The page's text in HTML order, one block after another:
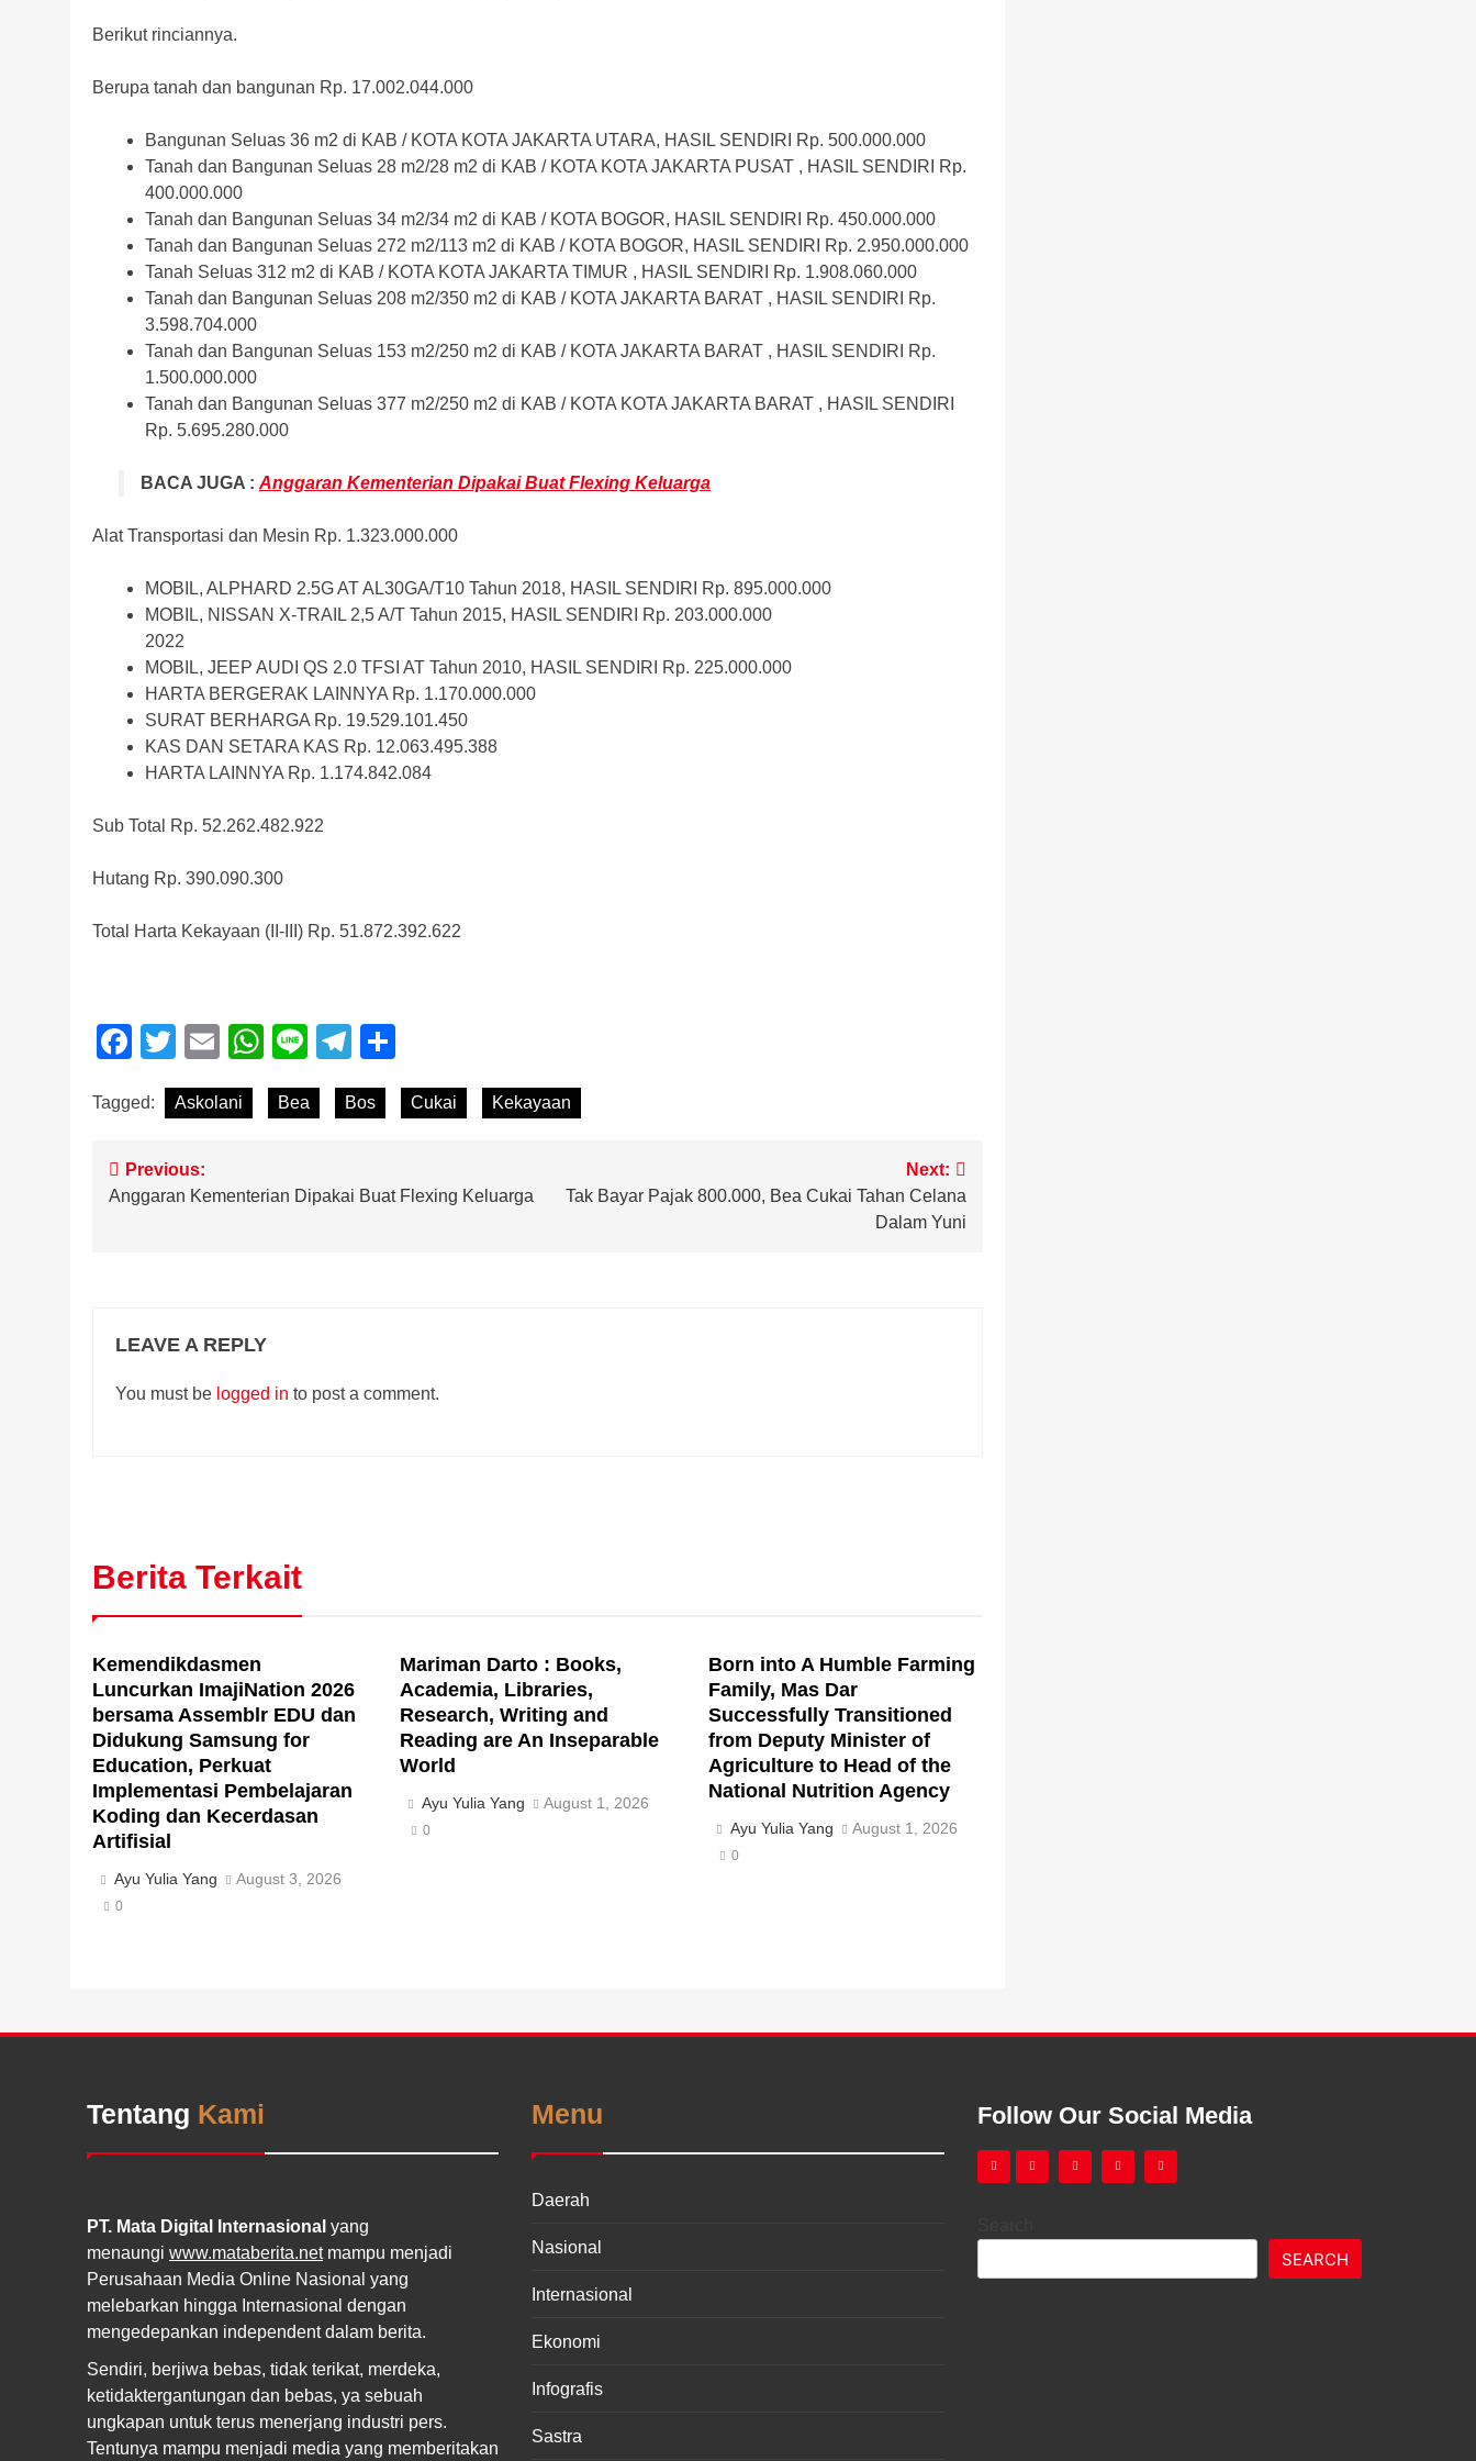
Berikut rinciannya.
Berupa tanah dan bangunan Rp. 17.002.044.000
Bangunan Seluas 36 m2 di KAB / KOTA KOTA JAKARTA UTARA, HASIL SENDIRI Rp. 500.000.000
Tanah dan Bangunan Seluas 28 m2/28 m2 di KAB / KOTA KOTA JAKARTA PUSAT , HASIL SENDIRI Rp.
400.000.000
Tanah dan Bangunan Seluas 34 m2/34 m2 di KAB / KOTA BOGOR, HASIL SENDIRI Rp. 450.000.000
Tanah dan Bangunan Seluas 272 m2/113 m2 di KAB / KOTA BOGOR, HASIL SENDIRI Rp. 2.950.000.000
Tanah Seluas 312 m2 di KAB / KOTA KOTA JAKARTA TIMUR , HASIL SENDIRI Rp. 1.908.060.000
Tanah dan Bangunan Seluas 208 m2/350 m2 di KAB / KOTA JAKARTA BARAT , HASIL SENDIRI Rp.
3.598.704.000
Tanah dan Bangunan Seluas 153 m2/250 m2 di KAB / KOTA JAKARTA BARAT , HASIL SENDIRI Rp.
1.500.000.000
Tanah dan Bangunan Seluas 377 m2/250 m2 di KAB / KOTA KOTA JAKARTA BARAT , HASIL SENDIRI
Rp. 5.695.280.000
BACA JUGA : Anggaran Kementerian Dipakai Buat Flexing Keluarga
Alat Transportasi dan Mesin Rp. 1.323.000.000
MOBIL, ALPHARD 2.5G AT AL30GA/T10 Tahun 2018, HASIL SENDIRI Rp. 895.000.000
MOBIL, NISSAN X-TRAIL 2,5 A/T Tahun 2015, HASIL SENDIRI Rp. 203.000.000
2022
MOBIL, JEEP AUDI QS 2.0 TFSI AT Tahun 2010, HASIL SENDIRI Rp. 225.000.000
HARTA BERGERAK LAINNYA Rp. 1.170.000.000
SURAT BERHARGA Rp. 19.529.101.450
KAS DAN SETARA KAS Rp. 12.063.495.388
HARTA LAINNYA Rp. 1.174.842.084
Sub Total Rp. 52.262.482.922
Hutang Rp. 390.090.300
Total Harta Kekayaan (II-III) Rp. 51.872.392.622
Facebook
Twitter
EmailWhatsApp
LineTelegram
Tagged: Askolani Bea Bos Cukai Kekayaan
Post
navigation
Previous:
Anggaran Kementerian Dipakai Buat Flexing Keluarga
Next:
Tak Bayar Pajak 800.000, Bea Cukai Tahan Celana
Dalam Yuni
LEAVE A REPLY
You must be logged in to post a comment.
Berita Terkait
Kemendikdasmen
Luncurkan ImajiNation 2026
bersama Assemblr EDU dan
Didukung Samsung for
Education, Perkuat
Implementasi Pembelajaran
Koding dan Kecerdasan
Artifisial
Ayu Yulia Yang August 3, 2026
0
Mariman Darto : Books,
Academia, Libraries,
Research, Writing and
Reading are An Inseparable
World
Ayu Yulia Yang August 1, 2026
0
Born into A Humble Farming
Family, Mas Dar
Successfully Transitioned
from Deputy Minister of
Agriculture to Head of the
National Nutrition Agency
Ayu Yulia Yang August 1, 2026
0
Tentang Kami
PT. Mata Digital Internasional yang
menaungi www.mataberita.netmampu menjadi
Perusahaan Media Online Nasional yang
melebarkan hingga Internasional dengan
mengedepankan independent dalam berita.
Sendiri, berjiwa bebas, tidak terikat, merdeka,
ketidaktergantungan dan bebas, ya sebuah
ungkapan untuk terus menerjang industri pers.
Tentunya mampu menjadi media yang memberitakan
Menu
Daerah
Nasional
Internasional
Ekonomi
Infografis
Sastra
Follow Our Social Media
SEARCH